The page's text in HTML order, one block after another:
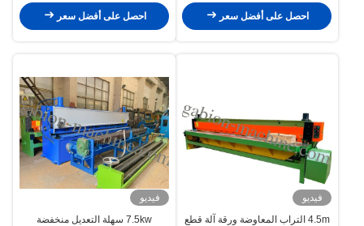
احصل على أفضل سعر احصل على أفضل سعر
فيديو
4.5m التراب المعاوضة ورقة آلة قطع
فيديو
7.5kw سهلة التعديل منخفضة